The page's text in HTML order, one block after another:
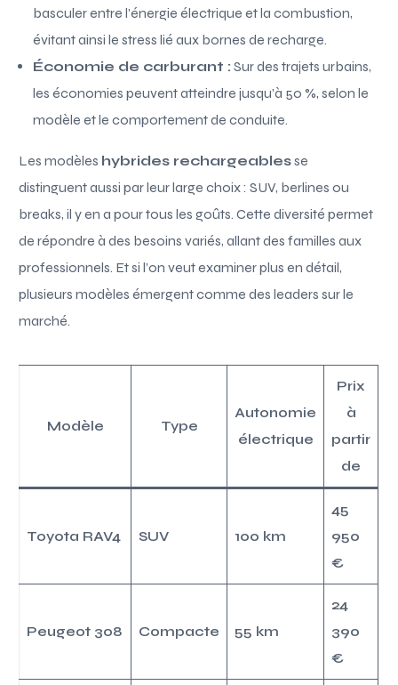
basculer entre l’énergie électrique et la combustion,
évitant ainsi le stress lié aux bornes de recharge.
Économie de carburant : Sur des trajets urbains,
les économies peuvent atteindre jusqu’à 50 %, selon le
modèle et le comportement de conduite.
Les modèles hybrides rechargeablesse
distinguent aussi par leur large choix : SUV, berlines ou
breaks, il y en a pour tous les goûts. Cette diversité permet
de répondre à des besoins variés, allant des familles aux
professionnels. Et si l’on veut examiner plus en détail,
plusieurs modèles émergent comme des leaders sur le
marché.
Modèle Type
Autonomie
électrique
Prix
à
partir
de
Toyota RAV4 SUV 100 km
45
950
€
Peugeot 308 Compacte 55 km
24
390
€